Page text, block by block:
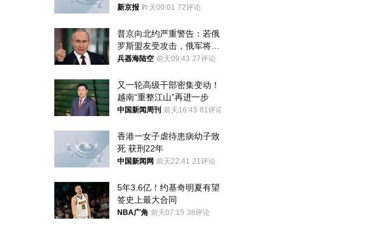
新京报 昨天00:01 72评论
普京向北约严重警告：若俄
罗斯盟友受攻击，俄军将动
用核武器保护
兵器海陆空 前天09:43 27评论
又一轮高级干部密集变动！
越南“重整江山”再进一步
中国新闻周刊 前天16:43 81评论
香港一女子虐待患病幼子致
死 获刑22年
中国新闻网 前天22:41 21评论
5年3.6亿！约基奇明夏有望
签史上最大合同
NBA广角 前天07:15 38评论